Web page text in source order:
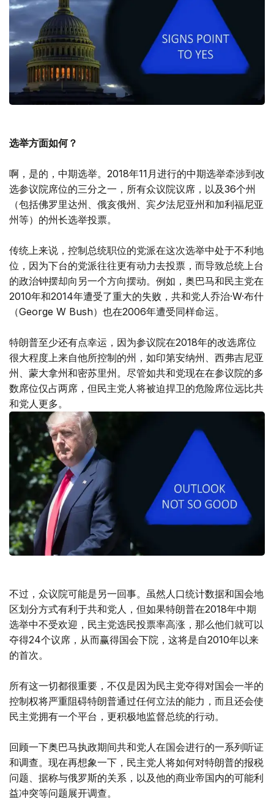
选举方面如何？
啊，是的，中期选举。2018年11月进行的中期选举牵涉到改
选参议院席位的三分之一，所有众议院议席，以及36个州
（包括佛罗里达州、俄亥俄州、宾夕法尼亚州和加利福尼亚
州等）的州长选举投票。
传统上来说，控制总统职位的党派在这次选举中处于不利地
位，因为下台的党派往往更有动力去投票，而导致总统上台
的政治钟摆却向另一个方向摆动。例如，奥巴马和民主党在
2010年和2014年遭受了重大的失败，共和党人乔治·W·布什
（George W Bush）也在2006年遭受同样命运。
特朗普至少还有点幸运，因为参议院在2018年的改选席位
很大程度上来自他所控制的州，如印第安纳州、西弗吉尼亚
州、蒙大拿州和密苏里州。尽管如共和党现在在参议院的多
数席位仅占两席，但民主党人将被迫捍卫的危险席位远比共
和党人更多。
不过，众议院可能是另一回事。虽然人口统计数据和国会地
区划分方式有利于共和党人，但如果特朗普在2018年中期
选举中不受欢迎，民主党选民投票率高涨，那么他们就可以
夺得24个议席，从而赢得国会下院，这将是自2010年以来
的首次。
所有这一切都很重要，不仅是因为民主党夺得对国会一半的
控制权将严重阻碍特朗普通过任何立法的能力，而且还会使
民主党拥有一个平台，更积极地监督总统的行动。
回顾一下奥巴马执政期间共和党人在国会进行的一系列听证
和调查。现在再想象一下，民主党人将如何对特朗普的报税
问题、据称与俄罗斯的关系，以及他的商业帝国内的可能利
益冲突等问题展开调查。